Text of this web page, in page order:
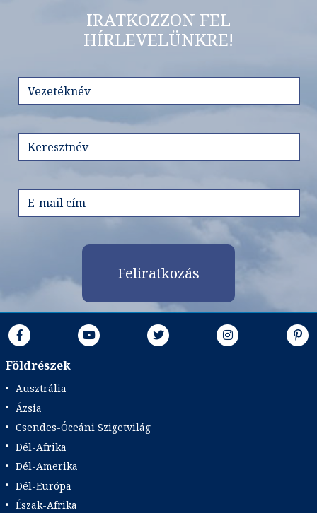
IRATKOZZON FEL
HÍRLEVELÜNKRE!
Feliratkozás
Földrészek
Ausztrália
Ázsia
Csendes-Óceáni Szigetvilág
Dél-Afrika
Dél-Amerika
Dél-Európa
Észak-Afrika